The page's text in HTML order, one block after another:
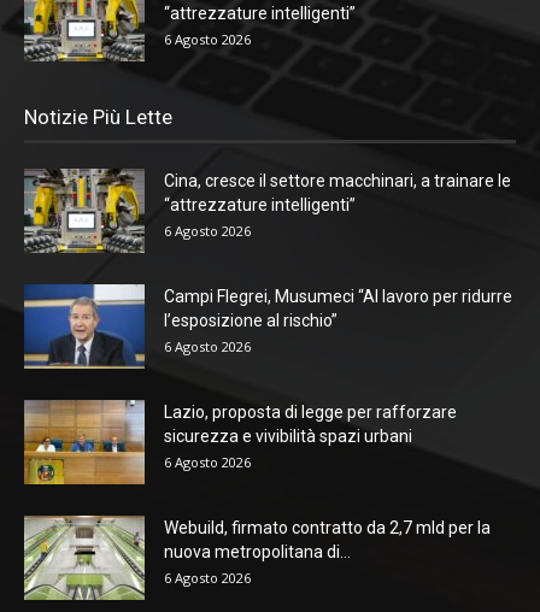
“attrezzature intelligenti”
6 Agosto 2026
Notizie Più Lette
Cina, cresce il settore macchinari, a trainare le
“attrezzature intelligenti”
6 Agosto 2026
Campi Flegrei, Musumeci “Al lavoro per ridurre
l’esposizione al rischio”
6 Agosto 2026
Lazio, proposta di legge per rafforzare
sicurezza e vivibilità spazi urbani
6 Agosto 2026
Webuild, firmato contratto da 2,7 mld per la
nuova metropolitana di...
6 Agosto 2026